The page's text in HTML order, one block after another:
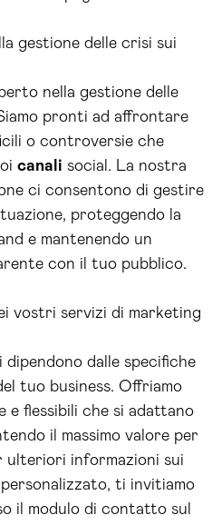
gestione delle crisi sui
nella gestione delle
pronti ad affrontare
o controversie che
canali social. La nostra
ci consentono di gestire
proteggendo la
e mantenendo un
con il tuo pubblico.
vostri servizi di marketing
dipendono dalle specifiche
tuo business. Offriamo
e flessibili che si adattano
il massimo valore per
ulteriori informazioni sui
ti invitiamo
il modulo di contatto sul